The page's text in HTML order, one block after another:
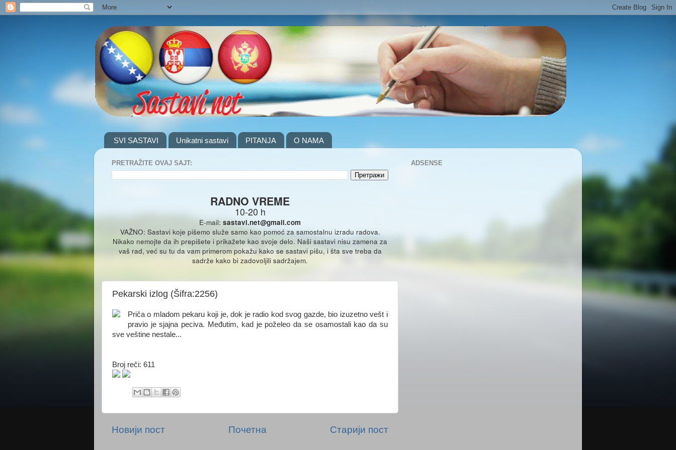
SVI SASTAVI Unikatni sastavi PITANJA O NAMA
PRETRAŽITE OVAJ SAJT:
RADNO VREME
10-20 h
E-mail: sastavi.net@gmail.com
VAŽNO: Sastavi koje pišemo služe samo kao pomoć za samostalnu izradu radova.
Nikako nemojte da ih prepišete i prikažete kao svoje delo. Naši sastavi nisu zamena za
vaš rad, već su tu da vam primerom pokažu kako se sastavi pišu, i šta sve treba da
sadrže kako bi zadovoljili sadržajem.
Pekarski izlog (Šifra:2256)
Priča o mladom pekaru koji je, dok je radio kod svog gazde, bio izuzetno vešt i
pravio je sjajna peciva. Međutim, kad je poželeo da se osamostali kao da su
sve veštine nestale...
Broj reči: 611
Новији пост Старији пост
Почетна
ADSENSE